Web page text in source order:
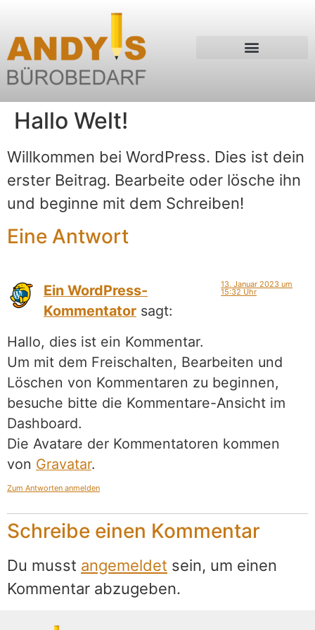
Hallo Welt!
Willkommen bei WordPress. Dies ist dein
erster Beitrag. Bearbeite oder lösche ihn
und beginne mit dem Schreiben!
Eine Antwort
Ein WordPress-
Kommentator sagt:
13. Januar 2023 um
15:32 Uhr
Hallo, dies ist ein Kommentar.
Um mit dem Freischalten, Bearbeiten und
Löschen von Kommentaren zu beginnen,
besuche bitte die Kommentare-Ansicht im
Dashboard.
Die Avatare der Kommentatoren kommen
von Gravatar.
Zum Antworten anmelden
Schreibe einen Kommentar
Du musst angemeldet sein, um einen
Kommentar abzugeben.